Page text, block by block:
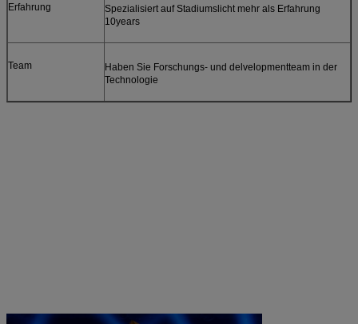
Erfahrung
Spezialisiert auf Stadiumslicht mehr als Erfahrung
10years
Team
Haben Sie Forschungs- und delvelopmentteam in der
Technologie